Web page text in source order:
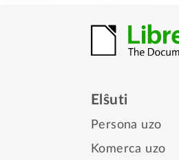
Elŝuti
Persona uzo
Komerca uzo